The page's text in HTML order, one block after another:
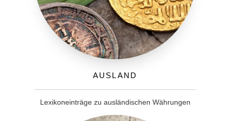
Ausland
Lexikoneinträge zu ausländischen Währungen